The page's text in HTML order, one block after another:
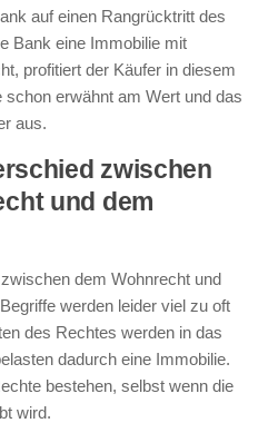
auf einen Rangrücktritt des
Bank eine Immobilie mit
profitiert der Käufer in diesem
erwähnt am Wert und das
aus.
zwischen
und dem
dem Wohnrecht und
werden leider viel zu oft
des Rechtes werden in das
dadurch eine Immobilie.
bestehen, selbst wenn die
wird.